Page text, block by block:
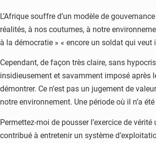
L’Afrique souffre d’un modèle de
réalités, à nos coutumes, à notre
à la démocratie » « encore un soldat qui veut
Cependant, de façon très claire, sans
insidieusement et savamment imposé après
démontrer. Ce n’est pas un jugement de
notre environnement. Une période où il n’a
Permettez-moi de pousser l’exercice de
contribué à entretenir un système